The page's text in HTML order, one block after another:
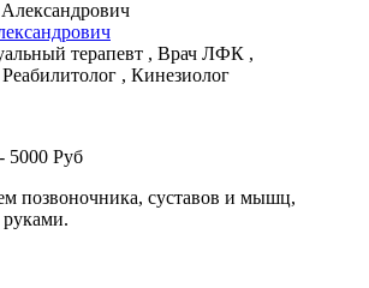
терапевт , Врач ЛФК ,
, Кинезиолог
5000 Руб
позвоночника, суставов и мышц,
руками.